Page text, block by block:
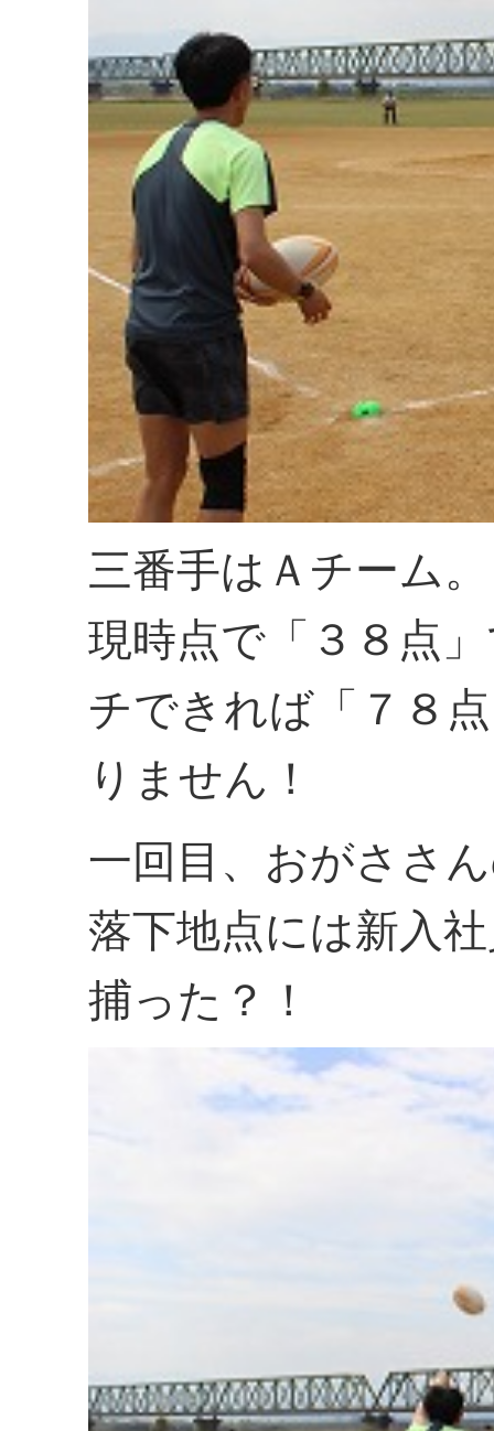
三番手はＡチーム。
現時点で「３８点
チできれば「７８
りません！
一回目、おがささ
落下地点には新入
捕った？！